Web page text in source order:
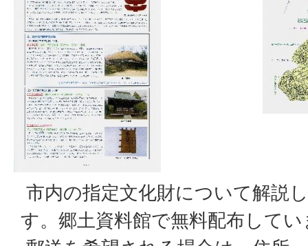
市内の指定文化財について解説
す。郷土資料館で無料配布して